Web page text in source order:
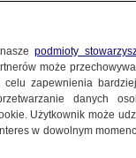
naszepodmioty
może
zapewnienia
danych
Użytkownik może
w dowolnym